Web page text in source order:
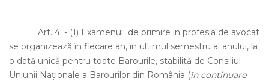
Art. 4. - (1) Examenul de primire in profesia de avocat
se organizează în fiecare an, în ultimul semestru al anului, la
o dată unică pentru toate Barourile, stabilită de Consiliul
Uniunii Naţionale a Barourilor din România (în continuare